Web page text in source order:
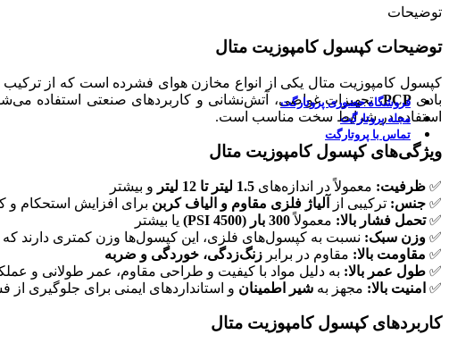
کپسول و تلمبه تفنگ PCP
فروشگاه حضوری پروتارگت
مجله پروتارگت
تماس با پروتارگت
توضیحات
توضیحات کپسول کامپوزیت متال
کپسول کامپوزیت متال یکی از انواع مخازن هوای فشرده است که از ترکیب
بادیPCP، تجهیزات غواصی، آتش‌نشانی و کاربردهای صنعتی استفاده
استفاده در شرایط سخت مناسب است.
ویژگی‌های کپسول کامپوزیت متال
✅ ظرفیت: معمولاً در اندازه‌های 1.5 لیتر تا 12 لیتر
و بیشتر
✅ جنس: ترکیبی از آلیاژ فلزی مقاوم و الیاف کربن برای افزایش استحکام
✅تحمل فشار بالا: معمولاً300 بار (4500 PSI)
یا بیشتر
✅ وزن سبک: نسبت به کپسول‌های فلزی، این کپسول‌ها وزن کمتری دارند که
✅ مقاومت بالا: مقاوم در برابر زنگ‌زدگی، خوردگی و ضربه
✅ طول عمر بالا: به دلیل مواد با کیفیت و طراحی مقاوم، عمر طولانی و
✅ امنیت بالا: مجهز به شیر اطمینان و استانداردهای ایمنی برای جلوگیری از
کاربردهای کپسول کامپوزیت متال